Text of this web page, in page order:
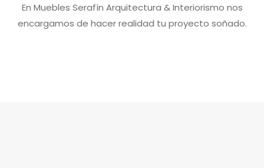
En Muebles Serafín Arquitectura & Interiorismo nos
encargamos de hacer realidad tu proyecto soñado.